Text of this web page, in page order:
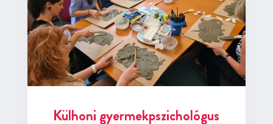
Külhoni gyermekpszichológus